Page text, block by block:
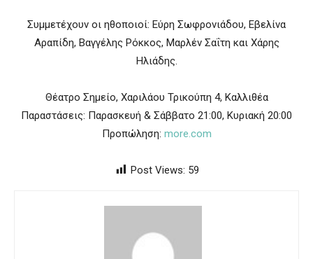
Συμμετέχουν οι ηθοποιοί: Εύρη Σωφρονιάδου, Εβελίνα
Αραπίδη, Βαγγέλης Ρόκκος, Μαρλέν Σαΐτη και Χάρης
Ηλιάδης.
Θέατρο Σημείο, Χαριλάου Τρικούπη 4, Καλλιθέα
Παραστάσεις: Παρασκευή & Σάββατο 21:00, Κυριακή 20:00
Προπώληση: more.com
Post Views: 59